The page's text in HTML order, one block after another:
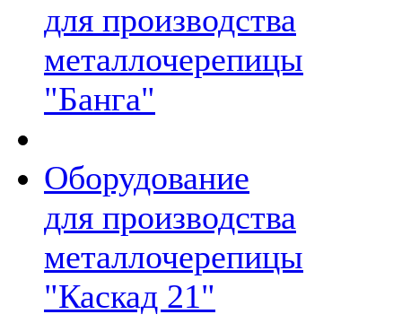
для производства
металлочерепицы
"Банга"
Оборудование
для производства
металлочерепицы
"Каскад 21"